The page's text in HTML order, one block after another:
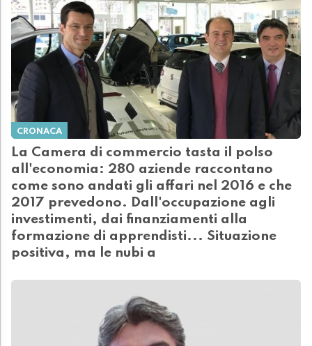
CRONACA
La Camera di commercio tasta il polso
all'economia: 280 aziende raccontano
come sono andati gli affari nel 2016 e che
2017 prevedono. Dall'occupazione agli
investimenti, dai finanziamenti alla
formazione di apprendisti... Situazione
positiva, ma le nubi a